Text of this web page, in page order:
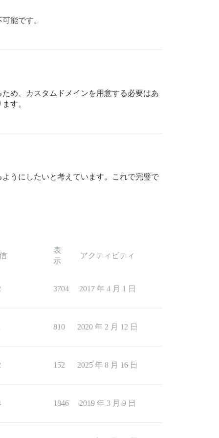
能です。
ため、カスタムドメインを用意する必要はあ
す。
うにしたいと考えています。これで完璧で
表
示
アクティビティ
3704 2017 年 4 月 1 日
810 2020 年 2 月 12 日
152 2025 年 8 月 16 日
1846 2019 年 3 月 9 日